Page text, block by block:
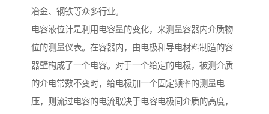
冶金、钢铁等众多行业。
电容液位计是利用电容量的变化，来测量容器内介质物
位的测量仪表。在容器内，由电极和导电材料制造的容
器壁构成了一个电容。对于一个给定的电极，被测介质
的介电常数不变时，给电极加一个固定频率的测量电
压，则流过电容的电流取决于电容电极间介质的高度，